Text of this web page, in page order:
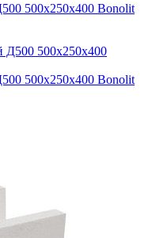
500х250х400 Bonolit
500х250х400 Bonolit